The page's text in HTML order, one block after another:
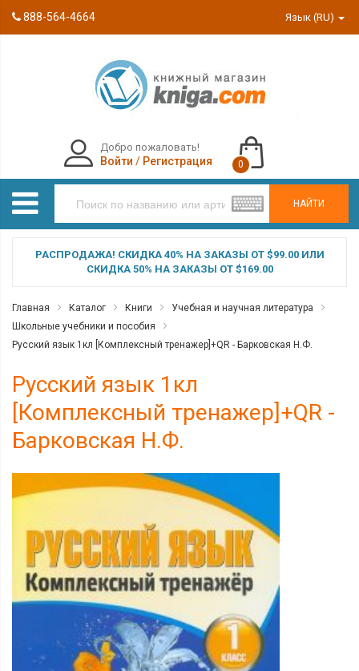
888-564-4664 Язык (RU)
НАЙТИ
Добро пожаловать!
Войти / Регистрация 0
РАСПРОДАЖА! СКИДКА 40% НА ЗАКАЗЫ ОТ $99.00 ИЛИ
СКИДКА 50% НА ЗАКАЗЫ ОТ $169.00
Главная Каталог Книги
Учебная и научная литература
Школьные учебники и пособия
Русский язык 1кл [Комплексный тренажер]+QR - Барковская Н.Ф.
Русский язык 1кл
[Комплексный тренажер]+QR -
Барковская Н.Ф.